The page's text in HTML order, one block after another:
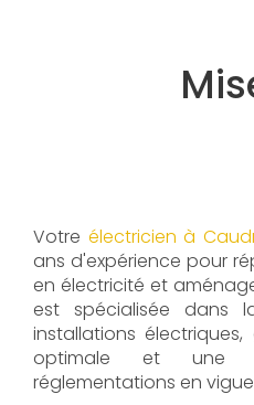
Votre électricien à
ans d'expérience pour
en électricité et
est spécialisée dans
installations
optimale et une
réglementations en